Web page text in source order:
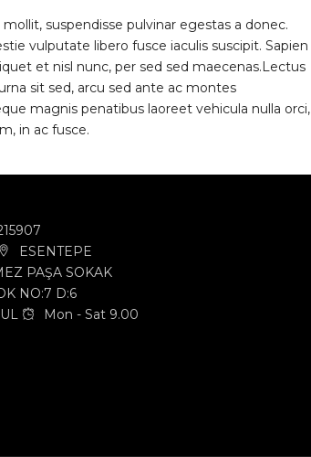
suspendisse pulvinar egestas a donec.
vulputate libero fusce iaculis suscipit. Sapien
et nisl nunc, per sed sed maecenas.Lectus
sit sed, arcu sed ante ac montes
magnis penatibus laoreet vehicula nulla orci,
in ac fusce.
ESENTEPE
PAŞA SOKAK
NO:7 D:6
Mon - Sat 9.00